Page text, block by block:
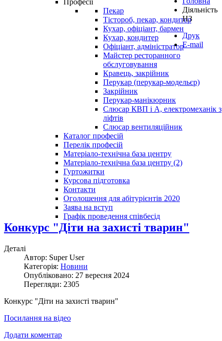
Професії
Пекар
Тістороб, пекар, кондитер
Кухар, офіціант, бармен
Кухар, кондитер
Офіціант, адміністратор
Майстер ресторанного
обслуговування
Кравець, закрійник
Перукар (перукар-модельєр)
Закрійник
Перукар-манікюрник
Слюсар КВП і А, електромеханік з
ліфтів
Слюсар вентиляційник
Каталог професій
Перелік професій
Матеріало-технічна база центру
Матеріало-технічна база центру (2)
Гуртожитки
Курсова підготовка
Контакти
Оголошення для абітурієнтів 2020
Заява на вступ
Графік проведення співбесід
Діяльність
НЗ
Друк
E-mail
Конкурс "Діти на захисті тварин"
Деталі
Автор: Super User
Категорія: Новини
Опубліковано: 27 вересня 2024
Перегляди: 2305
Конкурс "Діти на захисті тварин"
Посилання на відео
Додати коментар